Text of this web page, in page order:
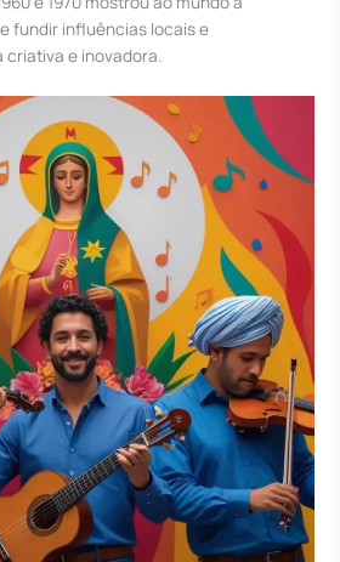
fundir influências locais e
e inovadora.